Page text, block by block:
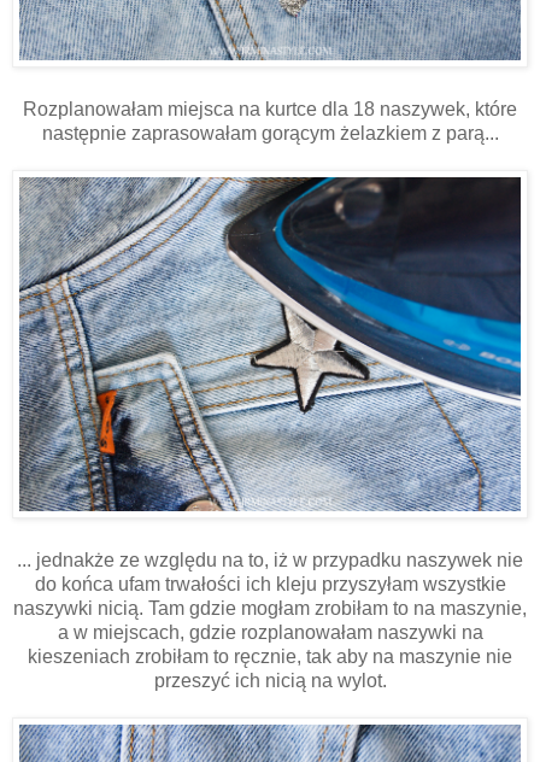
Rozplanowałam miejsca na kurtce dla 18 naszywek, które
następnie zaprasowałam gorącym żelazkiem z parą...
... jednakże ze względu na to, iż w przypadku naszywek nie
do końca ufam trwałości ich kleju przyszyłam wszystkie
naszywki nicią. Tam gdzie mogłam zrobiłam to na maszynie,
a w miejscach, gdzie rozplanowałam naszywki na
kieszeniach zrobiłam to ręcznie, tak aby na maszynie nie
przeszyć ich nicią na wylot.